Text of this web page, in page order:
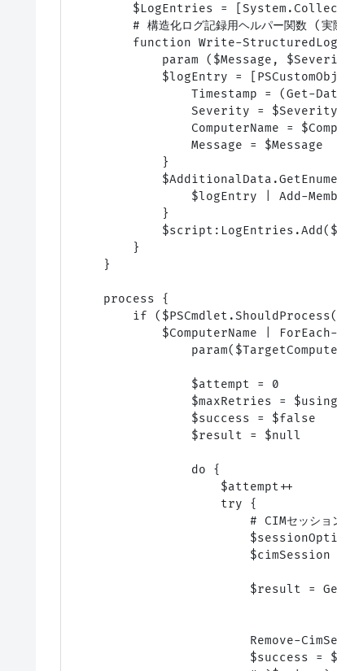
$LogEntries =
# 構造化ログ記録用ヘルパー関数 (実
function Write-
param ($Message,
$logEntry =
Timestamp = (Get-
                Severity = $Severity
ComputerName =
                Message = $Message
            }
$logEntry | Add-
            }
        }
    }
    process {
if ($PSCmdlet.ShouldProcess("
$ComputerName |
                $attempt = 0
$maxRetries =
                $success = $false
                $result = $null
                do {
                    $attempt++
                    try {
# CIMセッショ
$cimSession
$result =
Remove-
$success =